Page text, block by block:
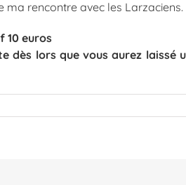
ma rencontre avec les Larzaciens.
10 euros
dès lors que vous aurez laissé